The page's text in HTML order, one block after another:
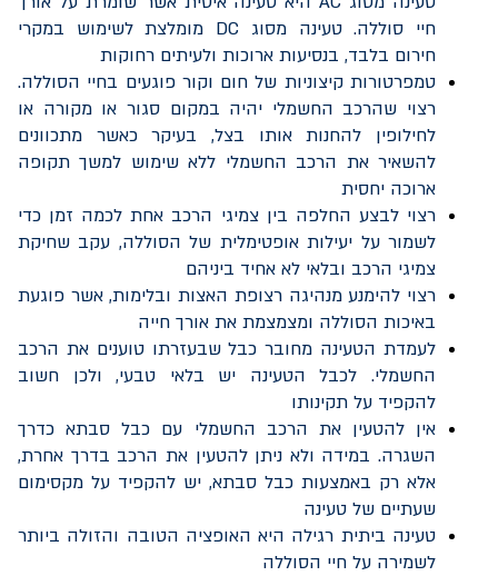
חיי סוללה. טעינה מסוג DC מומלצת לשימוש במקרי
חירום בלבד, בנסיעות ארוכות ולעיתים רחוקות
טמפרטורות קיצוניות של חום וקור פוגעים בחיי הסוללה.
רצוי שהרכב החשמלי יהיה במקום סגור או מקורה או
לחילופין להחנות אותו בצל, בעיקר כאשר מתכוונים
להשאיר את הרכב החשמלי ללא שימוש למשך תקופה
ארוכה יחסית
רצוי לבצע החלפה בין צמיגי הרכב אחת לכמה זמן כדי
לשמור על יעילות אופטימלית של הסוללה, עקב שחיקת
צמיגי הרכב ובלאי לא אחיד ביניהם
רצוי להימנע מנהיגה רצופת האצות ובלימות, אשר פוגעת
באיכות הסוללה ומצמצמת את אורך חייה
לעמדת הטעינה מחובר כבל שבעזרתו טוענים את הרכב
החשמלי. לכבל הטעינה יש בלאי טבעי, ולכן חשוב
להקפיד על תקינותו
אין להטעין את הרכב החשמלי עם כבל סבתא כדרך
השגרה. במידה ולא ניתן להטעין את הרכב בדרך אחרת,
אלא רק באמצעות כבל סבתא, יש להקפיד על מקסימום
שעתיים של טעינה
טעינה ביתית רגילה היא האופציה הטובה והזולה ביותר
לשמירה על חיי הסוללה